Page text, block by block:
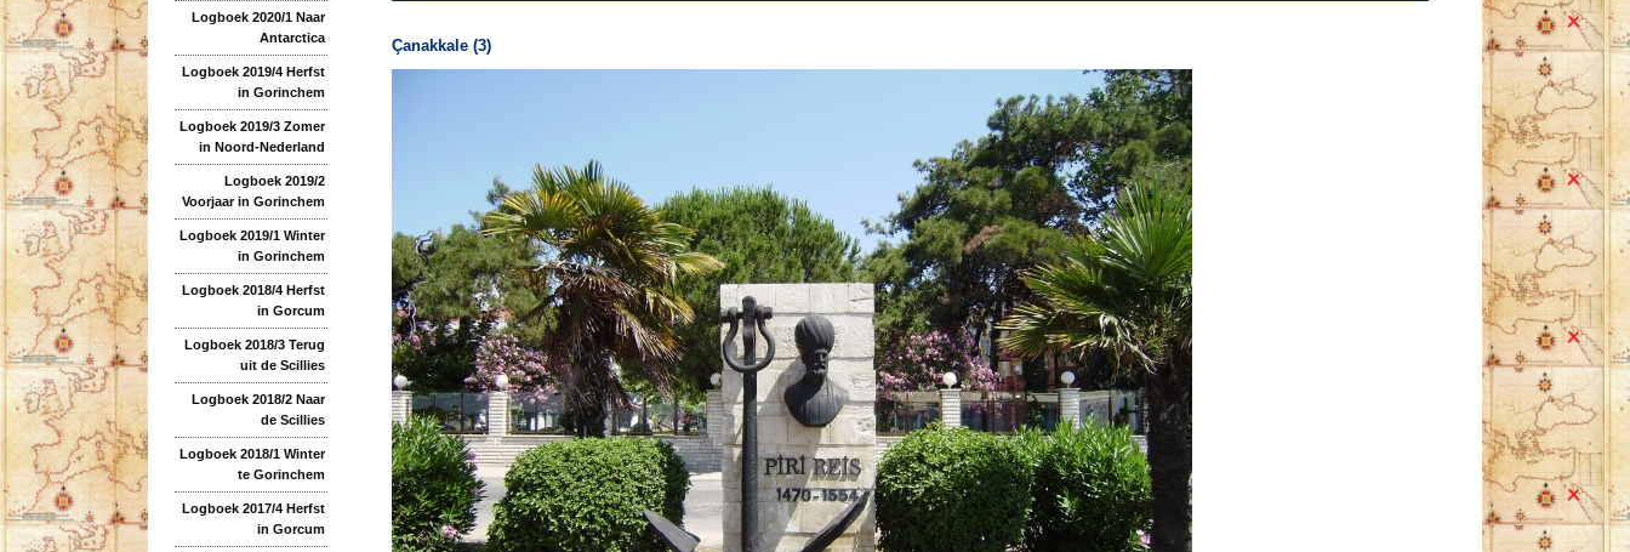
Logboek 2020/1 Naar
Antarctica
Logboek 2019/4 Herfst
in Gorinchem
Logboek 2019/3 Zomer
in Noord-Nederland
Logboek 2019/2
Voorjaar in Gorinchem
Logboek 2019/1 Winter
in Gorinchem
Logboek 2018/4 Herfst
in Gorcum
Logboek 2018/3 Terug
uit de Scillies
Logboek 2018/2 Naar
de Scillies
Logboek 2018/1 Winter
te Gorinchem
Logboek 2017/4 Herfst
in Gorcum
Çanakkale (3)